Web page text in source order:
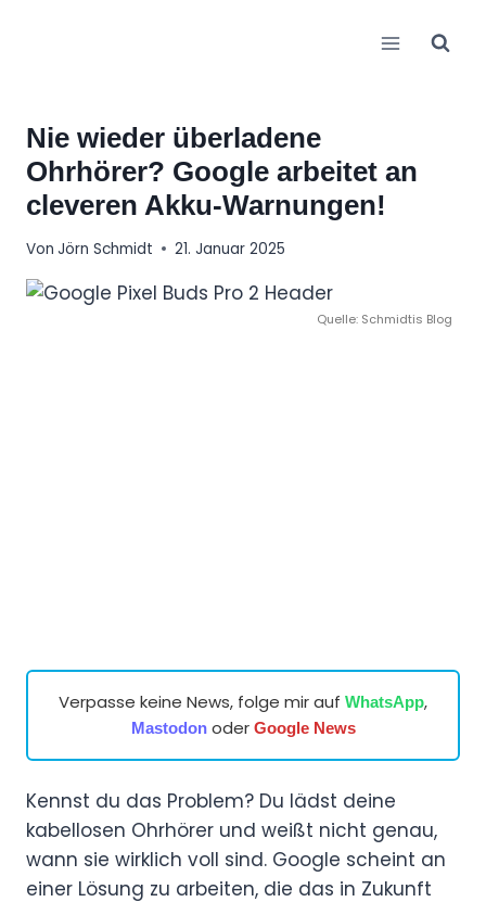
Nie wieder überladene
Ohrhörer? Google arbeitet an
cleveren Akku-Warnungen!
Von Jörn Schmidt 21. Januar 2025
Quelle: Schmidtis Blog
Verpasse keine News, folge mir auf WhatsApp,
Mastodonoder Google News
Kennst du das Problem? Du lädst deine
kabellosen Ohrhörer und weißt nicht genau,
wann sie wirklich voll sind. Google scheint an
einer Lösung zu arbeiten, die das in Zukunft